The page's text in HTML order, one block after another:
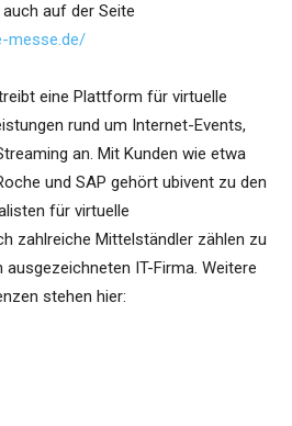
auf der Seite
messe.de/
eine Plattform für virtuelle
rund um Internet-Events,
an. Mit Kunden wie etwa
und SAP gehört ubivent zu den
für virtuelle
zahlreiche Mittelständler zählen zu
IT-Firma. Weitere
stehen hier: